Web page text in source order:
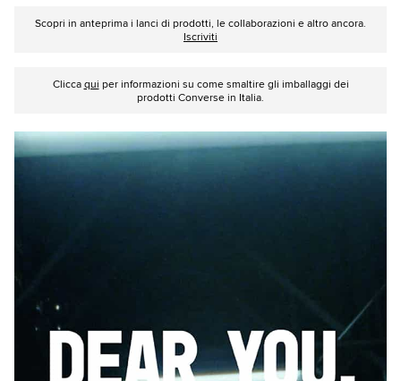
Scopri in anteprima i lanci di prodotti, le collaborazioni e altro ancora.
Iscriviti
Cliccaqui per informazioni su come smaltire gli imballaggi dei
prodotti Converse in Italia.